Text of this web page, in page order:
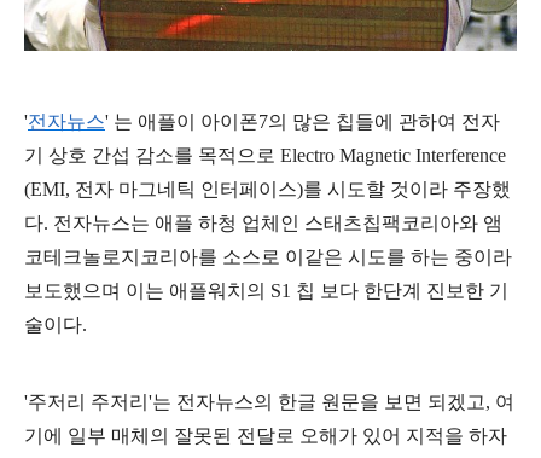
'전자뉴스' 는 애플이 아이폰7의 많은 칩들에 관하여 전자
기 상호 간섭 감소를 목적으로 Electro Magnetic Interference
(EMI, 전자 마그네틱 인터페이스)를 시도할 것이라 주장했
다. 전자뉴스는 애플 하청 업체인 스태츠칩팩코리아와 앰
코테크놀로지코리아를 소스로 이같은 시도를 하는 중이라
보도했으며 이는 애플워치의 S1 칩 보다 한단계 진보한 기
술이다.
'주저리 주저리'는 전자뉴스의 한글 원문을 보면 되겠고, 여
기에 일부 매체의 잘못된 전달로 오해가 있어 지적을 하자